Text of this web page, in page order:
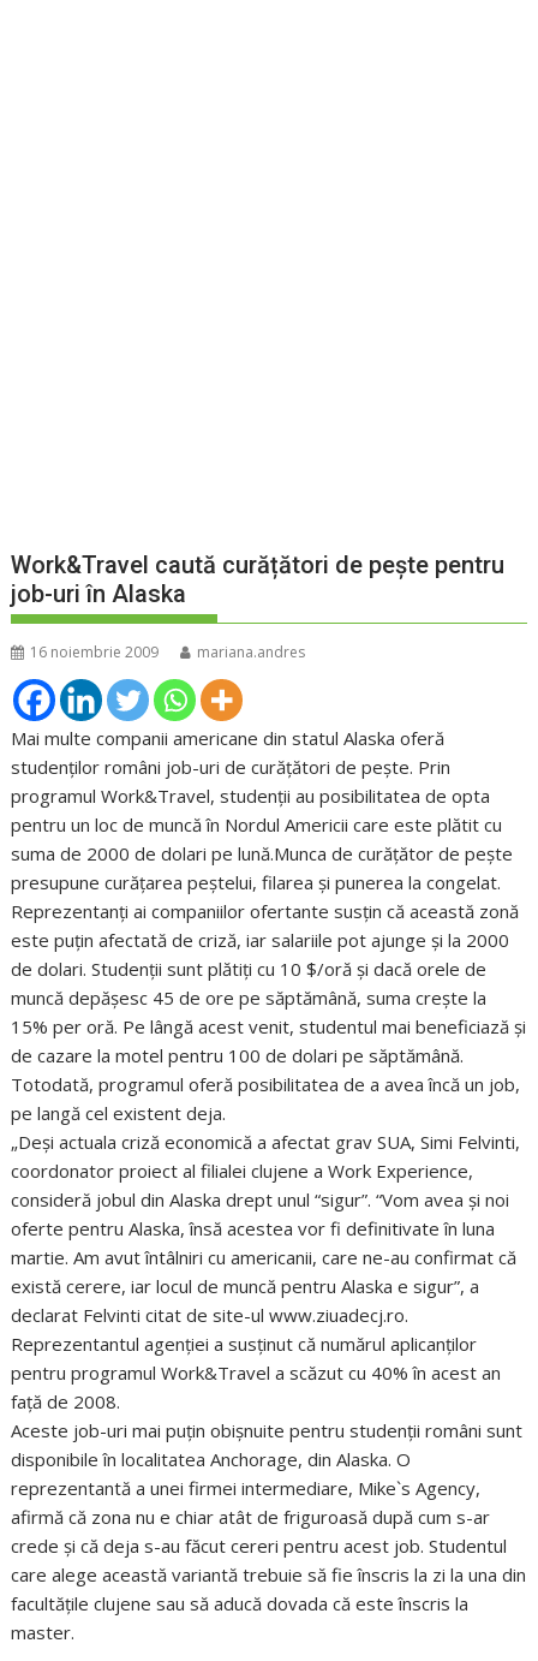
Work&Travel caută curățători de pește pentru
job-uri în Alaska
16 noiembrie 2009 mariana.andres
Mai multe companii americane din statul Alaska oferă
studenților români job-uri de curățători de pește. Prin
programul Work&Travel, studenții au posibilitatea de opta
pentru un loc de muncă în Nordul Americii care este plătit cu
suma de 2000 de dolari pe lună.Munca de curățător de pește
presupune curățarea peștelui, filarea și punerea la congelat.
Reprezentanți ai companiilor ofertante susțin că această zonă
este puțin afectată de criză, iar salariile pot ajunge și la 2000
de dolari. Studenții sunt plătiți cu 10 $/oră și dacă orele de
muncă depășesc 45 de ore pe săptămână, suma crește la
15% per oră. Pe lângă acest venit, studentul mai beneficiază și
de cazare la motel pentru 100 de dolari pe săptămână.
Totodată, programul oferă posibilitatea de a avea încă un job,
pe langă cel existent deja.
„Deşi actuala criză economică a afectat grav SUA, Simi Felvinti,
coordonator proiect al filialei clujene a Work Experience,
consideră jobul din Alaska drept unul “sigur”. “Vom avea şi noi
oferte pentru Alaska, însă acestea vor fi definitivate în luna
martie. Am avut întâlniri cu americanii, care ne-au confirmat că
există cerere, iar locul de muncă pentru Alaska e sigur”, a
declarat Felvinti citat de site-ul www.ziuadecj.ro.
Reprezentantul agenţiei a susţinut că numărul aplicanţilor
pentru programul Work&Travel a scăzut cu 40% în acest an
faţă de 2008.
Aceste job-uri mai puțin obișnuite pentru studenții români sunt
disponibile în localitatea Anchorage, din Alaska. O
reprezentantă a unei firmei intermediare, Mike`s Agency,
afirmă că zona nu e chiar atât de friguroasă după cum s-ar
crede și că deja s-au făcut cereri pentru acest job. Studentul
care alege această variantă trebuie să fie înscris la zi la una din
facultățile clujene sau să aducă dovada că este înscris la
master.